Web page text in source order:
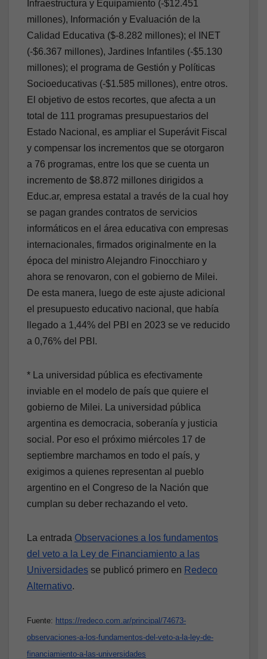
Infraestructura y Equipamiento (-$12.451
millones), Información y Evaluación de la
Calidad Educativa ($-8.282 millones); el INET
(-$6.367 millones), Jardines Infantiles (-$5.130
millones); el programa de Gestión y Políticas
Socioeducativas (-$1.585 millones), entre otros.
El objetivo de estos recortes, que afecta a un
total de 111 programas presupuestarios del
Estado Nacional, es ampliar el Superávit Fiscal
y compensar los incrementos que se otorgaron
a 76 programas, entre los que se cuenta un
incremento de $8.872 millones dirigidos a
Educ.ar, empresa estatal a través de la cual hoy
se pagan grandes contratos de servicios
informáticos en el área educativa con empresas
internacionales, firmados originalmente en la
época del ministro Alejandro Finocchiaro y
ahora se renovaron, con el gobierno de Milei.
De esta manera, luego de este ajuste adicional
el presupuesto educativo nacional, que había
llegado a 1,44% del PBI en 2023 se ve reducido
a 0,76% del PBI.
* La universidad pública es efectivamente
inviable en el modelo de país que quiere el
gobierno de Milei. La universidad pública
argentina es democracia, soberanía y justicia
social. Por eso el próximo miércoles 17 de
septiembre marchamos en todo el país, y
exigimos a quienes representan al pueblo
argentino en el Congreso de la Nación que
cumplan su deber rechazando el veto.
La entrada Observaciones a los fundamentos
del veto a la Ley de Financiamiento a las
Universidades se publicó primero en Redeco
Alternativo.
Fuente: https://redeco.com.ar/principal/74673-
observaciones-a-los-fundamentos-del-veto-a-la-ley-de-
financiamiento-a-las-universidades